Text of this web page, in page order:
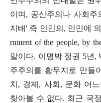
이며 , 공산주의나 사회주
지배' 즉 인민의 , 인민에
rnment of the people, by
말이다. 이명박 정권 5년,
주주의를 황무지로 만들
치, 경제, 사회, 문화 어
찾아볼 수 없다. 최근 국